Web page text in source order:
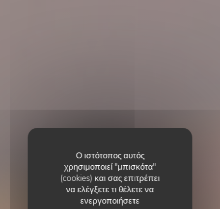
Ο ιστότοπος αυτός
χρησιμοποιεί "μπισκότα"
(cookies) και σας επιτρέπει
να ελέγξετε τι θέλετε να
ενεργοποιήσετε